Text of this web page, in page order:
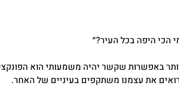
היפה בכל העיר?״
באפשרות שקשר יהיה משמעותי הוא
את עצמנו משתקפים בעיניים של האחר.